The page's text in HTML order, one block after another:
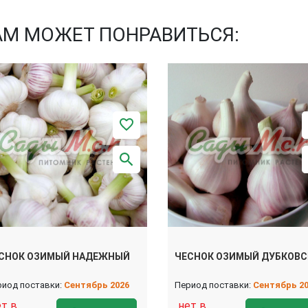
МОЖЕТ ПОНРАВИТЬСЯ:
ОЗИМЫЙ НАДЕЖНЫЙ
поставки: Сентябрь 2026
ЧЕСНОК ОЗИМЫЙ
Период поставки: Сентябрь